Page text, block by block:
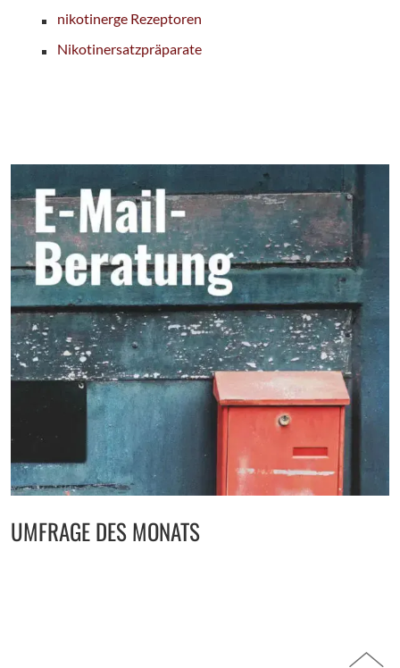
nikotinerge Rezeptoren
Nikotinersatzpräparate
Seitenbereich
UMFRAGE DES MONATS